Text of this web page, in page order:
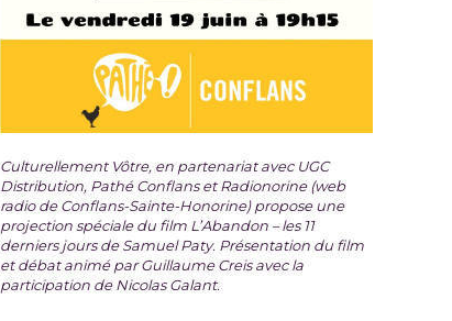
Culturellement Vôtre, en partenariat avec UGC
Distribution, Pathé Conflans et Radionorine (web
radio de Conflans-Sainte-Honorine) propose une
projection spéciale du film L’Abandon – les 11
derniers jours de Samuel Paty. Présentation du film
et débat animé par Guillaume Creis avec la
participation de Nicolas Galant.